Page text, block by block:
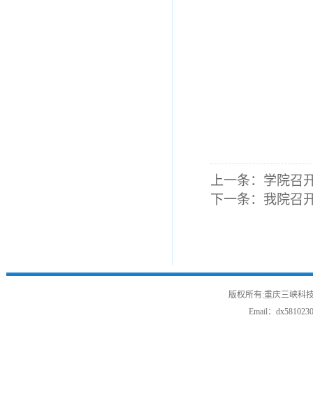
上一条： 学院召
下一条： 我院召
版权所有:重庆三峡科
Email：